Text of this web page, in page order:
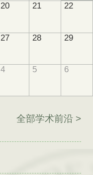
20 21 22
27 28 29
4 5 6
全部学术前沿 >